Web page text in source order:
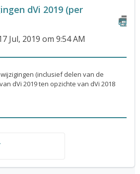
dVi 2019 (per
Jul, 2019 om 9:54 AM
(inclusief delen van de
dVi 2019 ten opzichte van dVi 2018